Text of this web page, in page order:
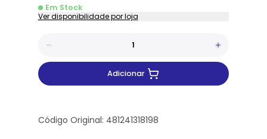
Em Stock
Ver disponibilidade por loja
Adicionar
Código Original: 481241318198